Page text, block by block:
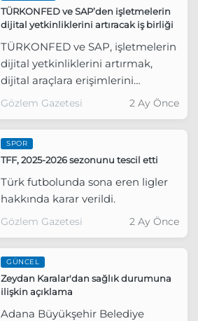
TÜRKONFED ve SAP’den işletmelerin
dijital yetkinliklerini artıracak iş birliği
TÜRKONFED ve SAP, işletmelerin
dijital yetkinliklerini artırmak,
dijital araçlara erişimlerini
kolaylaştırmak ve dijitalleşmenin
oluşturmak için İşletmelerin
Dijital Gücü Projesi’ni hayata
geçirdi.
Gözlem Gazetesi 2 Ay Önce
SPOR
TFF, 2025-2026 sezonunu tescil etti
Türk futbolunda sona eren ligler
hakkında karar verildi.
Gözlem Gazetesi 2 Ay Önce
GÜNCEL
Zeydan Karalar'dan sağlık durumuna
ilişkin açıklama
Adana Büyükşehir Belediye